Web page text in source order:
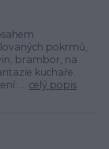
pokrmů,
brambor, na
kuchaře.
... celý popis